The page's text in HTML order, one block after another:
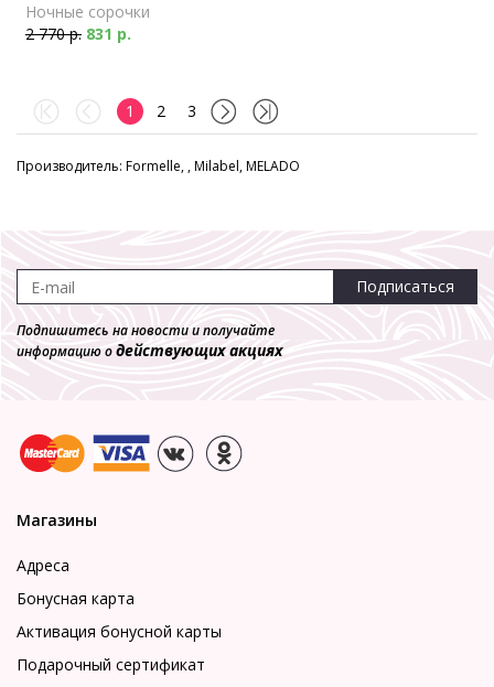
Ночные сорочки
2 770 р. 831 р.
1 2 3
Производитель: Formelle, , Milabel, MELADO
Подписаться
Подпишитесь на новости и получайте
информацию одействующих акциях
Магазины
Адреса
Бонусная карта
Активация бонусной карты
Подарочный сертификат